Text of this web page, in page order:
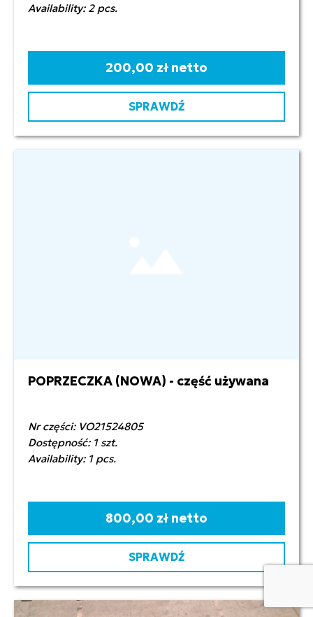
Availability: 2 pcs.
200,00 zł netto
SPRAWDŹ
POPRZECZKA (NOWA) - część używana
Nr części: VO21524805
Dostępność: 1 szt.
Availability: 1 pcs.
800,00 zł netto
SPRAWDŹ